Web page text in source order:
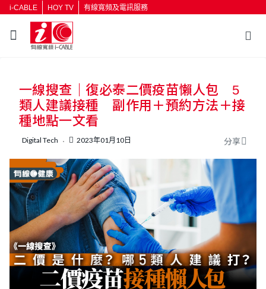
i-CABLE HOY TV 有線寬頻及電訊服務
返回
按輸入鍵開始搜尋
一線搜查｜復必泰二價疫苗懶人包 5
類人建議接種 副作用＋預約方法＋接
種地點一文看
Digital Tech 2023年01月10日 分享